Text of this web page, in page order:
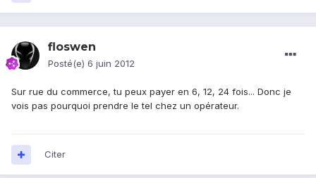
floswen
Posté(e) 6 juin 2012
Sur rue du commerce, tu peux payer en 6, 12, 24 fois... Donc je
vois pas pourquoi prendre le tel chez un opérateur.
Citer